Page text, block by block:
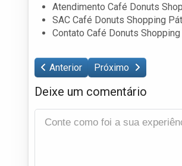
Atendimento Café Donuts
SAC Café Donuts Shopping
Contato Café Donuts
Anterior Próximo
Deixe um comentário